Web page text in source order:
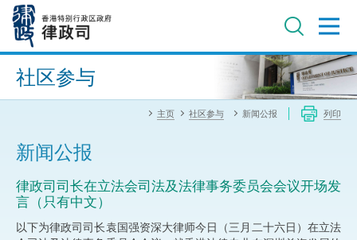
内
进阶搜寻
社区参与
主页 社区参与 新闻公报 列印
新闻公报
律政司司长在立法会司法及法律事务委员会会议开场发
言（只有中文）
以下为律政司司长袁国强资深大律师今日（三月二十六日）在立法